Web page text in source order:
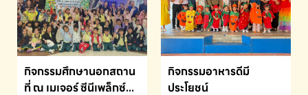
MATHEMATICS AND
MENTAL ARITHMETIC
COMPETITION 2026 - ถ้วย
รางวัลรองชนะเลิศอันดับที่ 2
Mental Arithmetic
Competition K2 - ถ้วยรางวัล
รองชนะเลิศอันดับที่ 2 Mental
กิจกรรมศึกษานอกสถาน
ที่ ณ เมเจอร์ ซีนีเพล็กซ์
กิจกรรมอาหารดีมี
ประโยชน์